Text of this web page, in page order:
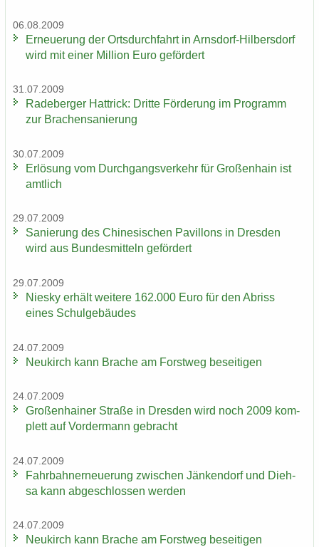
06.08.2009
Er­neue­rung der Orts­durch­fahrt in Arnsdorf-​Hilbersdorf
wird mit einer Mil­li­on Euro ge­för­dert
31.07.2009
Ra­de­ber­ger Hat­trick: Drit­te För­de­rung im Pro­gramm
zur Bra­chen­sa­nie­rung
30.07.2009
Er­lö­sung vom Durch­gangs­ver­kehr für Gro­ßen­hain ist
amt­lich
29.07.2009
Sa­nie­rung des Chi­ne­si­schen Pa­vil­lons in Dres­den
wird aus Bun­des­mit­teln ge­för­dert
29.07.2009
Nies­ky er­hält wei­te­re 162.000 Euro für den Ab­riss
eines Schul­ge­bäu­des
24.07.2009
Neu­kirch kann Bra­che am Forst­weg be­sei­ti­gen
24.07.2009
Gro­ßen­hai­ner Stra­ße in Dres­den wird noch 2009 kom­
plett auf Vor­der­mann ge­bracht
24.07.2009
Fahr­bahn­erneue­rung zwi­schen Jän­ken­dorf und Dieh­
sa kann ab­ge­schlos­sen wer­den
24.07.2009
Neu­kirch kann Bra­che am Forst­weg be­sei­ti­gen